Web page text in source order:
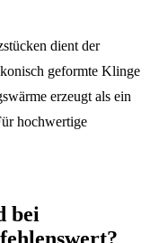
dient der
geformte Klinge
erzeugt als ein
hochwertige
bei